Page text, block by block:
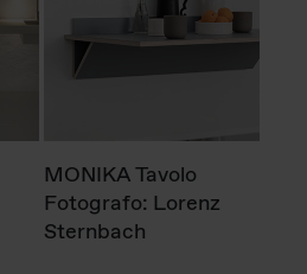
MONIKA Tavolo
Fotografo: Lorenz
Sternbach